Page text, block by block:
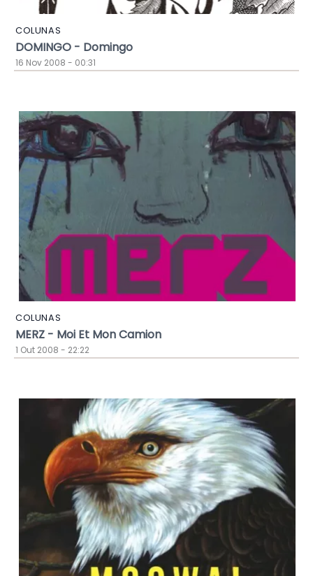
COLUNAS
DOMINGO - Domingo
16 Nov 2008 - 00:31
COLUNAS
MERZ - Moi Et Mon Camion
1 Out 2008 - 22:22